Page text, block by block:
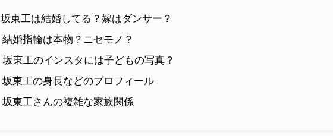
坂東工は結婚してる？嫁はダンサー？
結婚指輪は本物？ニセモノ？
坂東工のインスタには子どもの写真？
坂東工の身長などのプロフィール
坂東工さんの複雑な家族関係